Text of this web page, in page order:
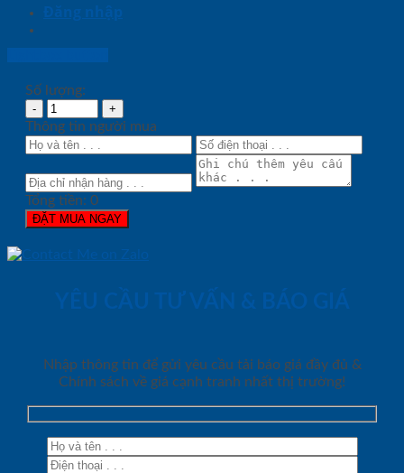
Đăng nhập
Số lượng:
Thông tin người mua
Tổng tiền: 0
ĐẶT MUA NGAY
YÊU CẦU TƯ VẤN & BÁO GIÁ
Nhập thông tin để gửi yêu cầu tải báo giá đầy đủ &
Chính sách về giá cạnh tranh nhất thị trường!